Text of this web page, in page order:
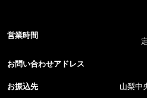
営業時間
お問い合わせアドレス
お振込先
山梨中